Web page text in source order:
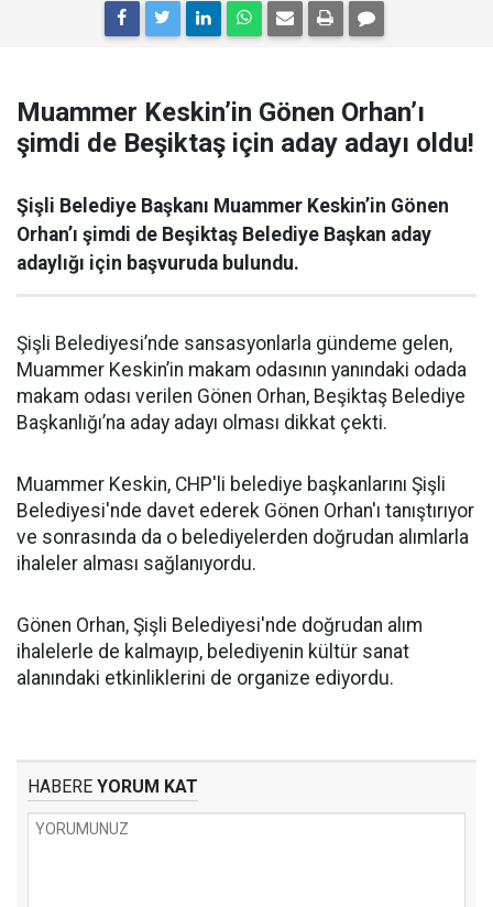
Muammer Keskin’in Gönen Orhan’ı
şimdi de Beşiktaş için aday adayı oldu!
Şişli Belediye Başkanı Muammer Keskin’in Gönen
Orhan’ı şimdi de Beşiktaş Belediye Başkan aday
adaylığı için başvuruda bulundu.
Şişli Belediyesi’nde sansasyonlarla gündeme gelen,
Muammer Keskin’in makam odasının yanındaki odada
makam odası verilen Gönen Orhan, Beşiktaş Belediye
Başkanlığı’na aday adayı olması dikkat çekti.
Muammer Keskin, CHP'li belediye başkanlarını Şişli
Belediyesi'nde davet ederek Gönen Orhan'ı tanıştırıyor
ve sonrasında da o belediyelerden doğrudan alımlarla
ihaleler alması sağlanıyordu.
Gönen Orhan, Şişli Belediyesi'nde doğrudan alım
ihalelerle de kalmayıp, belediyenin kültür sanat
alanındaki etkinliklerini de organize ediyordu.
HABERE YORUM KAT